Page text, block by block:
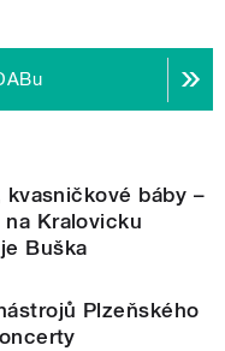
báby –
Kralovicku
Buška
Plzeňského